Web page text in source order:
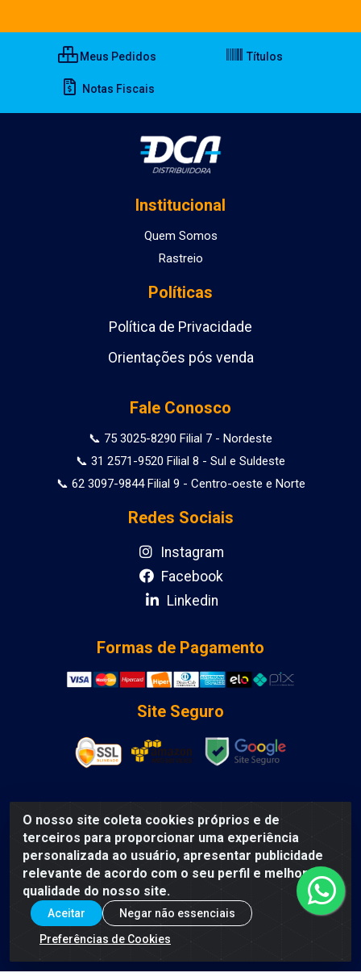
O nosso site coleta cookies próprios e de
terceiros para proporcionar uma experiência
personalizada ao usuário, apresentar publicidade
relevante de acordo com o seu perfil e melhorar a
qualidade do nosso site.
Aceitar
Negar não essenciais
Preferências de Cookies
Meus Pedidos Títulos
Notas Fiscais
Institucional
Quem Somos
Rastreio
Políticas
Política de Privacidade
Orientações pós venda
Fale Conosco
📞 75 3025-8290 Filial 7 - Nordeste
📞 31 2571-9520 Filial 8 - Sul e Suldeste
📞 62 3097-9844 Filial 9 - Centro-oeste e Norte
Redes Sociais
Instagram
Facebook
Linkedin
Formas de Pagamento
Site Seguro
DCA DISTRIBUIDORA DE COSMETICOS LTDA - AV
DEPUTADO LUIS EDUARDO MAGALHAES, Humildes,
Feira de Santana/BA - CEP 44135-000 - CNPJ:
31.912.909/0001-40